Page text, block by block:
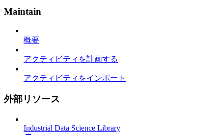
Maintain
概要
アクティビティを計画する
アクティビティをインポート
外部リソース
Industrial Data Science Library